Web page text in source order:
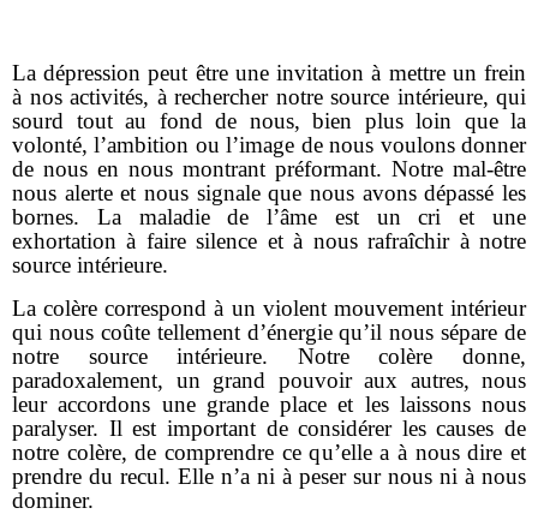
La dépression peut être une invitation à mettre un frein
à nos activités, à rechercher notre source intérieure, qui
sourd tout au fond de nous, bien plus loin que la
volonté, l’ambition ou l’image de nous voulons donner
de nous en nous montrant préformant. Notre mal-être
nous alerte et nous signale que nous avons dépassé les
bornes. La maladie de l’âme est un cri et une
exhortation à faire silence et à nous rafraîchir à notre
source intérieure.
La colère correspond à un violent mouvement intérieur
qui nous coûte tellement d’énergie qu’il nous sépare de
notre source intérieure. Notre colère donne,
paradoxalement, un grand pouvoir aux autres, nous
leur accordons une grande place et les laissons nous
paralyser. Il est important de considérer les causes de
notre colère, de comprendre ce qu’elle a à nous dire et
prendre du recul. Elle n’a ni à peser sur nous ni à nous
dominer.